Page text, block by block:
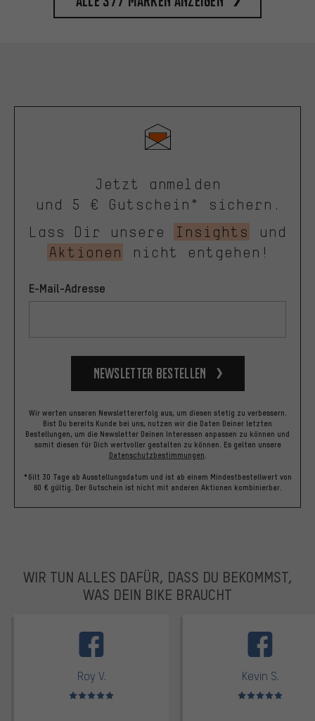
Jetzt anmelden
und 5 € Gutschein* sichern.
Lass Dir unsere
Insights
und
Aktionen
nicht entgehen!
E-Mail-Adresse
Newsletter bestellen
Wir werten unseren Newslettererfolg aus, um diesen stetig zu verbessern.
Bist Du bereits Kunde bei uns, nutzen wir die Daten Deiner letzten
Bestellungen, um die Newsletter Deinen Interessen anpassen zu können und
somit diesen für Dich wertvoller gestalten zu können. Es gelten unsere
Datenschutzbestimmungen.
*Gilt 30 Tage ab Ausstellungsdatum und ist ab einem Mindestbestellwert von
60 € gültig. Der Gutschein ist nicht mit anderen Aktionen kombinierbar.
WIR TUN ALLES DAFÜR, DASS DU BEKOMMST,
WAS DEIN BIKE BRAUCHT
Roy V.
Bewertungen: 5 von 5
Kevin S.
Bewertungen: 5 von 5